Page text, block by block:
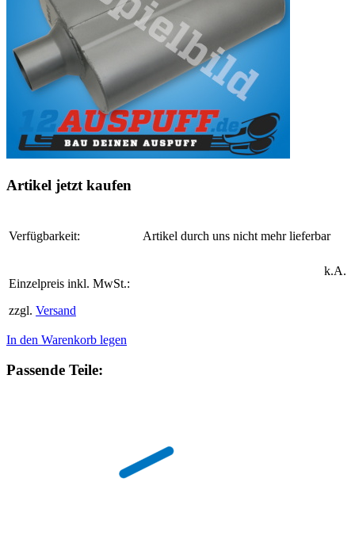
Artikel jetzt kaufen
Verfügbarkeit: Artikel durch uns nicht mehr lieferbar
Einzelpreis inkl. MwSt.:
zzgl. Versand
k.A.
In den Warenkorb legen
Passende Teile: